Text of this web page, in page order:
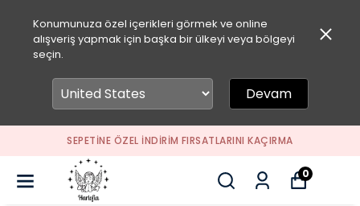
Konumunuza özel içerikleri görmek ve online
alışveriş yapmak için başka bir ülkeyi veya bölgeyi
seçin.
Devam
SEPETİNE ÖZEL İNDİRİM FIRSATLARINI KAÇIRMA
0